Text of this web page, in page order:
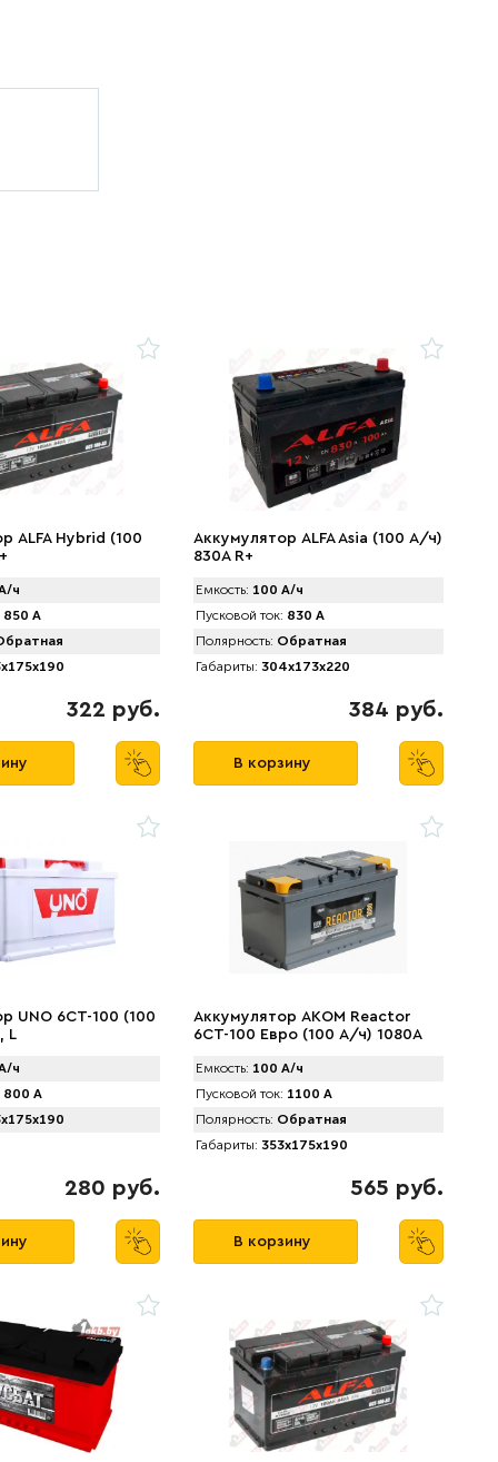
ALFA Hybrid (100
ч
850 А
322 руб.
Аккумулятор АLFA Asia (100 А/ч)
830A R+
Емкость: 100 А/ч
Пусковой ток: 830 А
Полярность: Обратная
Габариты: 304x173x220
384 руб.
В корзину
UNO 6CТ-100 (100
L
ч
800 А
280 руб.
Аккумулятор AКOM Reactor
6CT-100 Евро (100 А/ч) 1080A
Емкость: 100 А/ч
Пусковой ток: 1100 А
Полярность: Обратная
Габариты: 353x175x190
565 руб.
В корзину